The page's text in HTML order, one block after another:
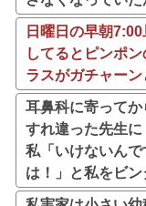
日曜日の早朝
してるとピンポ
ラスがガチャーン
耳鼻科に寄って
すれ違った先生に
私「いけないん
は！」と私をビ